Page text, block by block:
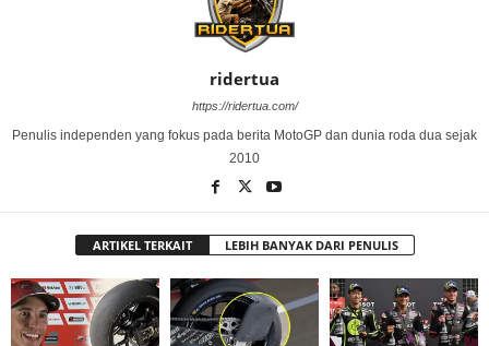
ridertua
https://ridertua.com/
Penulis independen yang fokus pada berita MotoGP dan dunia roda dua sejak
2010
ARTIKEL TERKAIT LEBIH BANYAK DARI PENULIS